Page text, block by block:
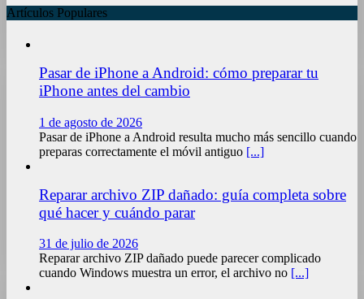
Artículos Populares
Pasar de iPhone a Android: cómo preparar tu
iPhone antes del cambio
1 de agosto de 2026
Pasar de iPhone a Android resulta mucho más sencillo cuando
preparas correctamente el móvil antiguo [...]
Reparar archivo ZIP dañado: guía completa sobre
qué hacer y cuándo parar
31 de julio de 2026
Reparar archivo ZIP dañado puede parecer complicado
cuando Windows muestra un error, el archivo no [...]